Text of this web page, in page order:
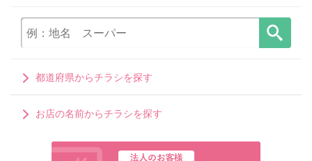
都道府県からチラシを探す
お店の名前からチラシを探す